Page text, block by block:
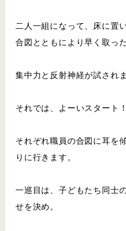
二人一組になって、床に置
合図とともにより早く取っ
集中力と反射神経が試さ
それでは、よーいスタート！
それぞれ職員の合図に耳を
りに行きます。
一巡目は、子どもたち同士
せを決め。